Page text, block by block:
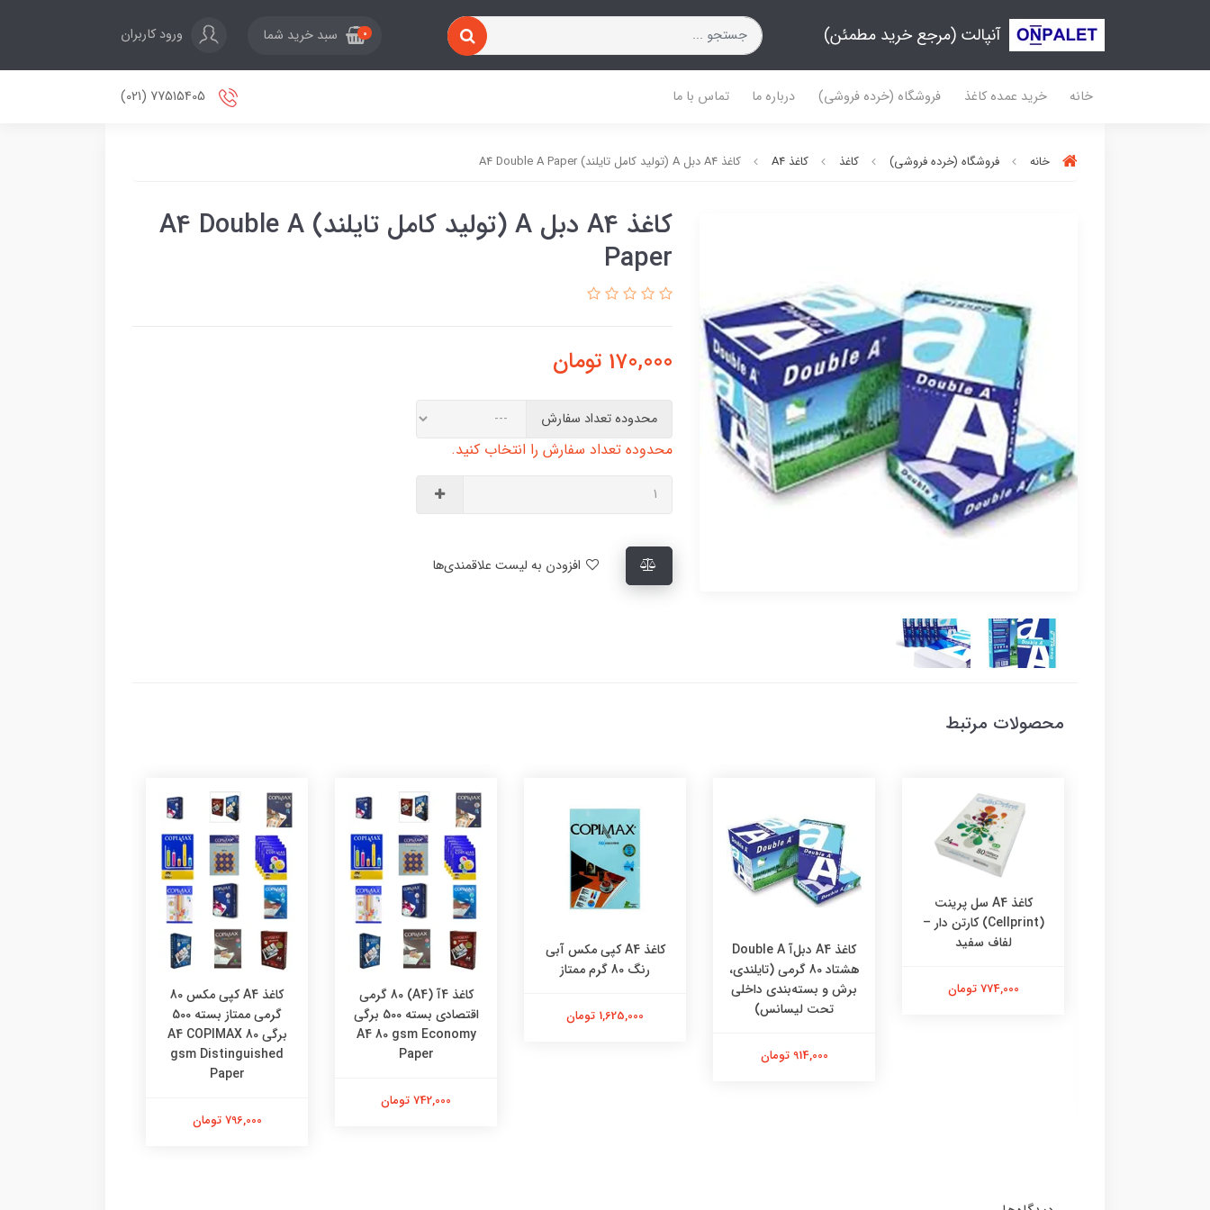
آنپالت (مرجع خرید مطمئن) 0 سبد خرید شما ورود کاربران
خانه خرید عمده کاغذ فروشگاه (خرده فروشی) درباره ما تماس با ما
خانه فروشگاه (خرده فروشی) کاغذ کاغذ A4 کاغذ A4 دبل A (تولید کامل تایلند) A4 Double A Paper
کاغذ A4 دبل A (تولید کامل تایلند) A4 Double A
Paper
170,000 تومان
محدوده تعداد سفارش
محدوده تعداد سفارش را انتخاب کنید.
محصولات مرتبط
کاغذ A4 سل پرینت
(Cellprint) کارتن دار –
لفاف سفید
774,000 تومان
کاغذ A4 دبل‌آ Double A
هشتاد 80 گرمی (تایلندی،
برش و بسته‌بندی داخلی
تحت لیسانس)
914,000 تومان
کاغذ A4 کپی مکس آبی
رنگ 80 گرم ممتاز
1,625,000 تومان
کاغذ 4آ (A4) 80 گرمی
اقتصادی بسته 500 برگی
A4 80 gsm Economy
Paper
742,000 تومان
کاغذ A4 کپی مکس 80
گرمی ممتاز بسته 500
برگی A4 COPIMAX 80
gsm Distinguished
Paper
796,000 تومان